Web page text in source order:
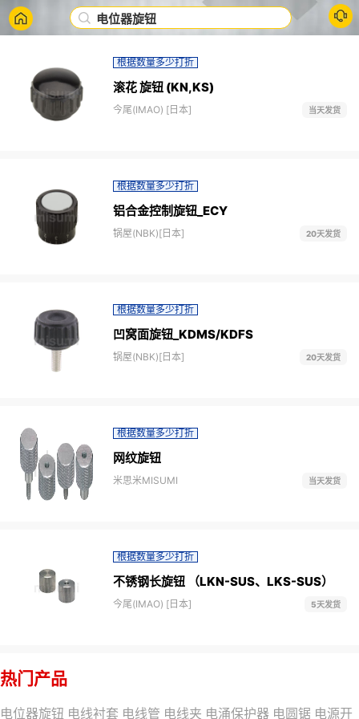
电位器旋钮
根据数量多少打折
滚花 旋钮 (KN,KS)
今尾(IMAO) [日本] 当天发货
根据数量多少打折
铝合金控制旋钮_ECY
锅屋(NBK)[日本] 20天发货
根据数量多少打折
凹窝面旋钮_KDMS/KDFS
锅屋(NBK)[日本] 20天发货
根据数量多少打折
网纹旋钮
米思米MISUMI 当天发货
根据数量多少打折
不锈钢长旋钮 （LKN-SUS、LKS-SUS）
今尾(IMAO) [日本] 5天发货
热门产品
电位器旋钮 电线衬套 电线管 电线夹 电涌保护器 电圆锯 电源开